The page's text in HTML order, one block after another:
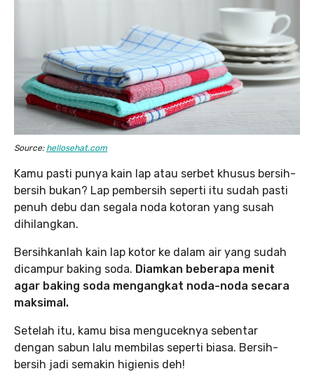
Source: hellosehat.com
Kamu pasti punya kain lap atau serbet khusus bersih-
bersih bukan? Lap pembersih seperti itu sudah pasti
penuh debu dan segala noda kotoran yang susah
dihilangkan.
Bersihkanlah kain lap kotor ke dalam air yang sudah
dicampur baking soda. Diamkan beberapa menit
agar baking soda mengangkat noda-noda secara
maksimal.
Setelah itu, kamu bisa menguceknya sebentar
dengan sabun lalu membilas seperti biasa. Bersih-
bersih jadi semakin higienis deh!